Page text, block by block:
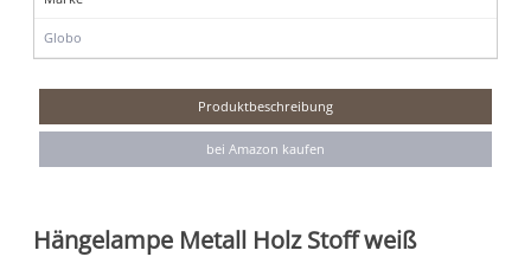
Globo
Produktbeschreibung
bei Amazon kaufen
Hängelampe Metall Holz Stoff weiß